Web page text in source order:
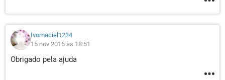
Ivomaciel1234
15 nov 2016 às 18:51
Obrigado pela ajuda